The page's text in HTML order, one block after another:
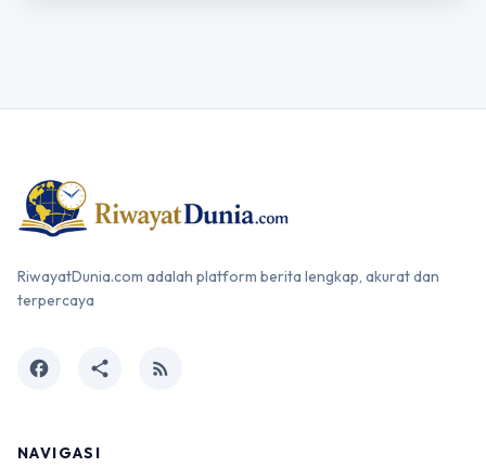
RiwayatDunia.com adalah platform berita lengkap, akurat dan
terpercaya
facebook share rss_feed
NAVIGASI